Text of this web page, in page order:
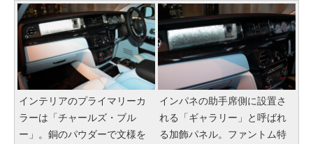
インテリアのプライマリーカ
ラーは「チャールズ・ブル
ー」。銅のパウダーで文様を
インパネの助手席側に設置さ
れる「ギャラリー」と呼ばれ
る加飾パネル。ファントム特